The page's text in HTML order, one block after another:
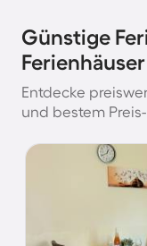
Günstige
Entdecke
und bestem